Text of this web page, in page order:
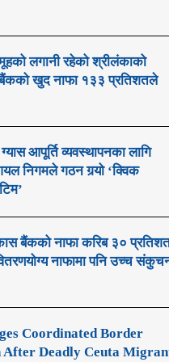
लगानी रहेको श्रीलंकाको
खुद नाफा १३३ प्रतिशतले
आपूर्ति व्यवस्थापनका लागि
निगमले गठन गर्‍यो ‘क्विक
बैंकको नाफा करिब ३०
नाफामा पनि उच्च
Coordinated Border
After Deadly Ceuta